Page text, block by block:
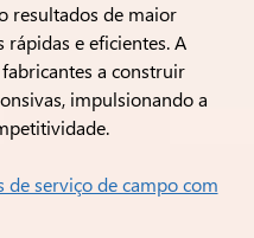
resultados de maior
e eficientes. A
a construir
impulsionando a
de serviço de campo com